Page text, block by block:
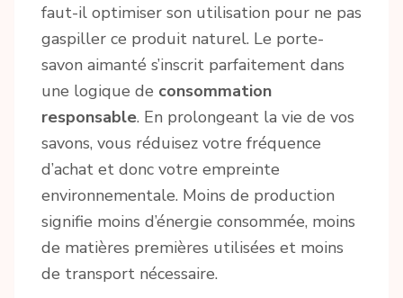
faut-il optimiser son utilisation pour ne pas
gaspiller ce produit naturel. Le porte-
savon aimanté s’inscrit parfaitement dans
une logique de consommation
responsable. En prolongeant la vie de vos
savons, vous réduisez votre fréquence
d’achat et donc votre empreinte
environnementale. Moins de production
signifie moins d’énergie consommée, moins
de matières premières utilisées et moins
de transport nécessaire.